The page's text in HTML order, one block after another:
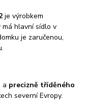
je výrobkem
má hlavní sídlo v
je zaručenou,
a precizně tříděného
severní Evropy.